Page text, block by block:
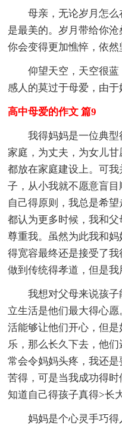
母亲，无论岁月怎么
是最美的。岁月带给你
你会变得更加憔悴，依然
仰望天空，天空很蓝
感人的莫过于母爱，由于
高中母爱的作文 篇9
我得妈妈是一位典型
家庭，为丈夫，为女儿
都放在家庭建设上。可
子，从小我就不愿意盲
自己得原则，我总是希
都认为更多时候，我和
尊重我。虽然为此我和
得宽容最终还是接受了
做到传统得孝道，但是我
我想对父母来说孩子
立生活是他们最大得心
活能够让他们开心，但
乐，那么长久下去，他
常会令妈妈头疼，我还
苦得，可是当我成功得
知道自己得孩子真得>长
妈妈是个心灵手巧得